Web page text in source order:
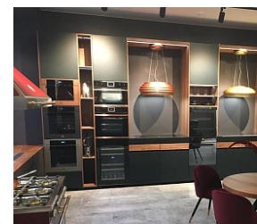
Электрическая варочная
Midea
Газовая варочная
Варочная поверхность
Midea
Варочная панель Korting
Варочные панели Midea